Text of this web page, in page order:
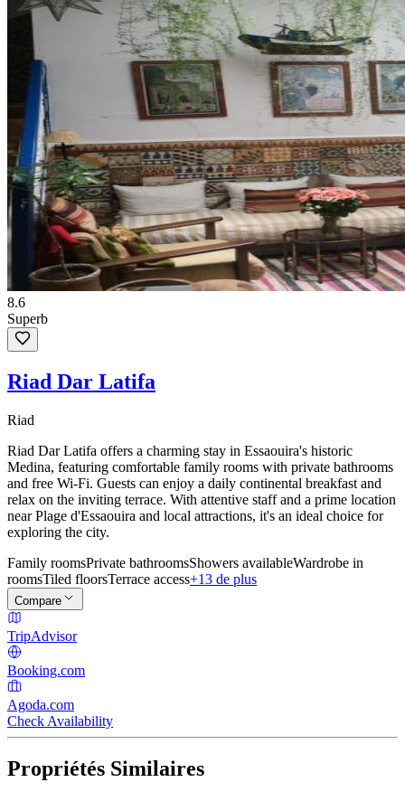
8.6
Superb
Riad Dar Latifa
Riad
Riad Dar Latifa offers a charming stay in Essaouira's historic
Medina, featuring comfortable family rooms with private bathrooms
and free Wi-Fi. Guests can enjoy a daily continental breakfast and
relax on the inviting terrace. With attentive staff and a prime location
near Plage d'Essaouira and local attractions, it's an ideal choice for
exploring the city.
Family roomsPrivate bathroomsShowers availableWardrobe in
roomsTiled floorsTerrace access+13 de plus
Compare
TripAdvisor
Booking.com
Agoda.com
Check Availability
Propriétés Similaires